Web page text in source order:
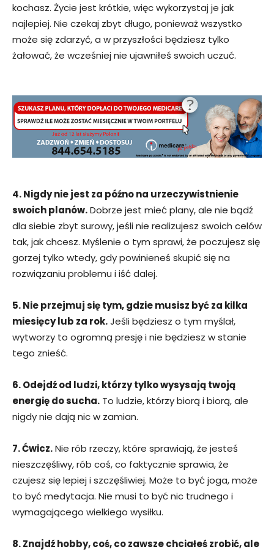
kochasz. Życie jest krótkie, więc wykorzystaj je jak
najlepiej. Nie czekaj zbyt długo, ponieważ wszystko
może się zdarzyć, a w przyszłości będziesz tylko
żałować, że wcześniej nie ujawniłeś swoich uczuć.
4. Nigdy nie jest za późno na urzeczywistnienie
swoich planów.Dobrze jest mieć plany, ale nie bądź
dla siebie zbyt surowy, jeśli nie realizujesz swoich celów
tak, jak chcesz. Myślenie o tym sprawi, że poczujesz się
gorzej tylko wtedy, gdy powinieneś skupić się na
rozwiązaniu problemu i iść dalej.
5. Nie przejmuj się tym, gdzie musisz być za kilka
miesięcy lub za rok.Jeśli będziesz o tym myślał,
wytworzy to ogromną presję i nie będziesz w stanie
tego znieść.
6. Odejdź od ludzi, którzy tylko wysysają twoją
energię do sucha. To ludzie, którzy biorą i biorą, ale
nigdy nie dają nic w zamian.
7. Ćwicz.Nie rób rzeczy, które sprawiają, że jesteś
nieszczęśliwy, rób coś, co faktycznie sprawia, że ​​
czujesz się lepiej i szczęśliwiej. Może to być joga, może
to być medytacja. Nie musi to być nic trudnego i
wymagającego wielkiego wysiłku.
8. Znajdź hobby, coś, co zawsze chciałeś zrobić, ale